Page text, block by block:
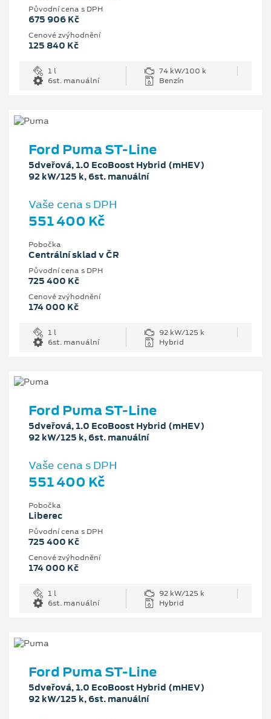
Původní cena s DPH
675 906 Kč
Cenové zvýhodnění
125 840 Kč
1 l
74 kW/100 k
6st. manuální
Benzín
Ford Puma ST-Line
5dveřová, 1.0 EcoBoost Hybrid (mHEV)
92 kW/125 k, 6st. manuální
Vaše cena s DPH
551 400 Kč
Pobočka
Centrální sklad v ČR
Původní cena s DPH
725 400 Kč
Cenové zvýhodnění
174 000 Kč
1 l
92 kW/125 k
6st. manuální
Hybrid
Ford Puma ST-Line
5dveřová, 1.0 EcoBoost Hybrid (mHEV)
92 kW/125 k, 6st. manuální
Vaše cena s DPH
551 400 Kč
Pobočka
Liberec
Původní cena s DPH
725 400 Kč
Cenové zvýhodnění
174 000 Kč
1 l
92 kW/125 k
6st. manuální
Hybrid
Ford Puma ST-Line
5dveřová, 1.0 EcoBoost Hybrid (mHEV)
92 kW/125 k, 6st. manuální